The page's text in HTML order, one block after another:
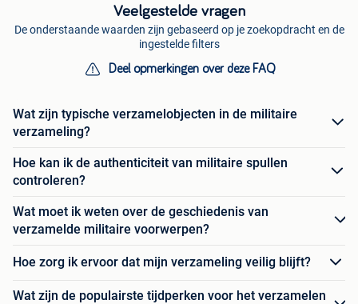
Veelgestelde vragen
De onderstaande waarden zijn gebaseerd op je zoekopdracht en de
ingestelde filters
Deel opmerkingen over deze FAQ
Wat zijn typische verzamelobjecten in de militaire
verzameling?
Hoe kan ik de authenticiteit van militaire spullen
controleren?
Wat moet ik weten over de geschiedenis van
verzamelde militaire voorwerpen?
Hoe zorg ik ervoor dat mijn verzameling veilig blijft?
Wat zijn de populairste tijdperken voor het verzamelen